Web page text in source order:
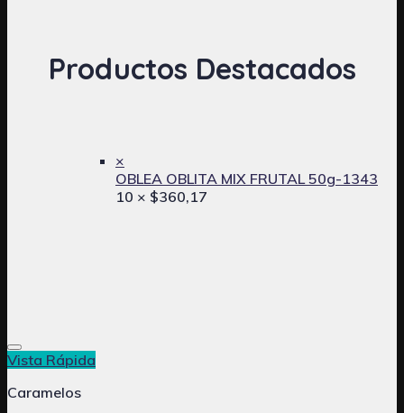
×
OBLEA OBLITA MIX FRUTAL 50g-1343
10 × $360,17
Productos Destacados
Vista Rápida
Caramelos